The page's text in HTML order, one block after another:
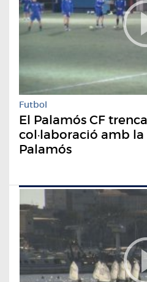
Futbol
El Palamós CF
col·laboració amb
Palamós